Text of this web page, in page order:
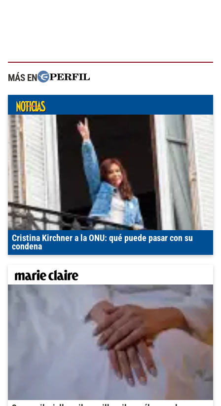
MÁS EN
Cristina Kirchner a la ONU: qué puede pasar con su
condena